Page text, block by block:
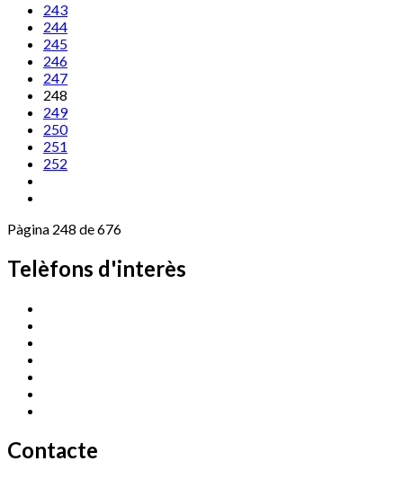
243
244
245
246
247
248
249
250
251
252
Pàgina 248 de 676
Telèfons d'interès
Contacte